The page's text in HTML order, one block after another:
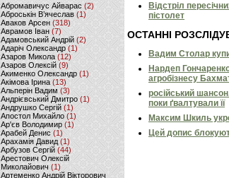
Абромавичус Айварас (2)
Аброськін В’ячеслав(1)
Аваков Арсен (318)
Аврамов Іван (7)
Адамовський Андрій(2)
Адаріч Олександр (1)
Азаров Микола (12)
Азаров Олексій (9)
Акименко Олександр(1)
Акімова Ірина(13)
Альперін Вадим (3)
Андрієвський Дмитро(1)
Андрушко Сергій(1)
Апостол Михайло(1)
Ар'єв Володимир (1)
Арабей Денис(1)
Арахамія Давид (1)
Арбузов Сергій (44)
Арестович Олексій
Миколайович(1)
Артеменко Андрій Вікторович
Відстріл
пістолет
ОСТАННІ
Вадим Столар
Нардеп
агробізнесу
російський
поки ґвалтували її
Максим Шкиль
Цей допис